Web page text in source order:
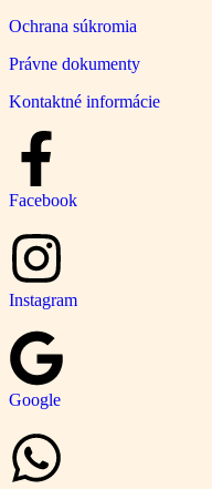
Ochrana súkromia
Právne dokumenty
Kontaktné informácie
Facebook
Instagram
Google